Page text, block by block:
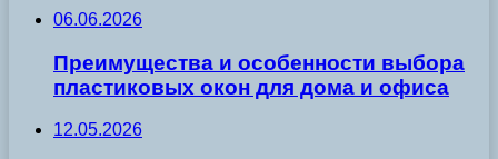
06.06.2026
Преимущества и особенности выбора
пластиковых окон для дома и офиса
12.05.2026